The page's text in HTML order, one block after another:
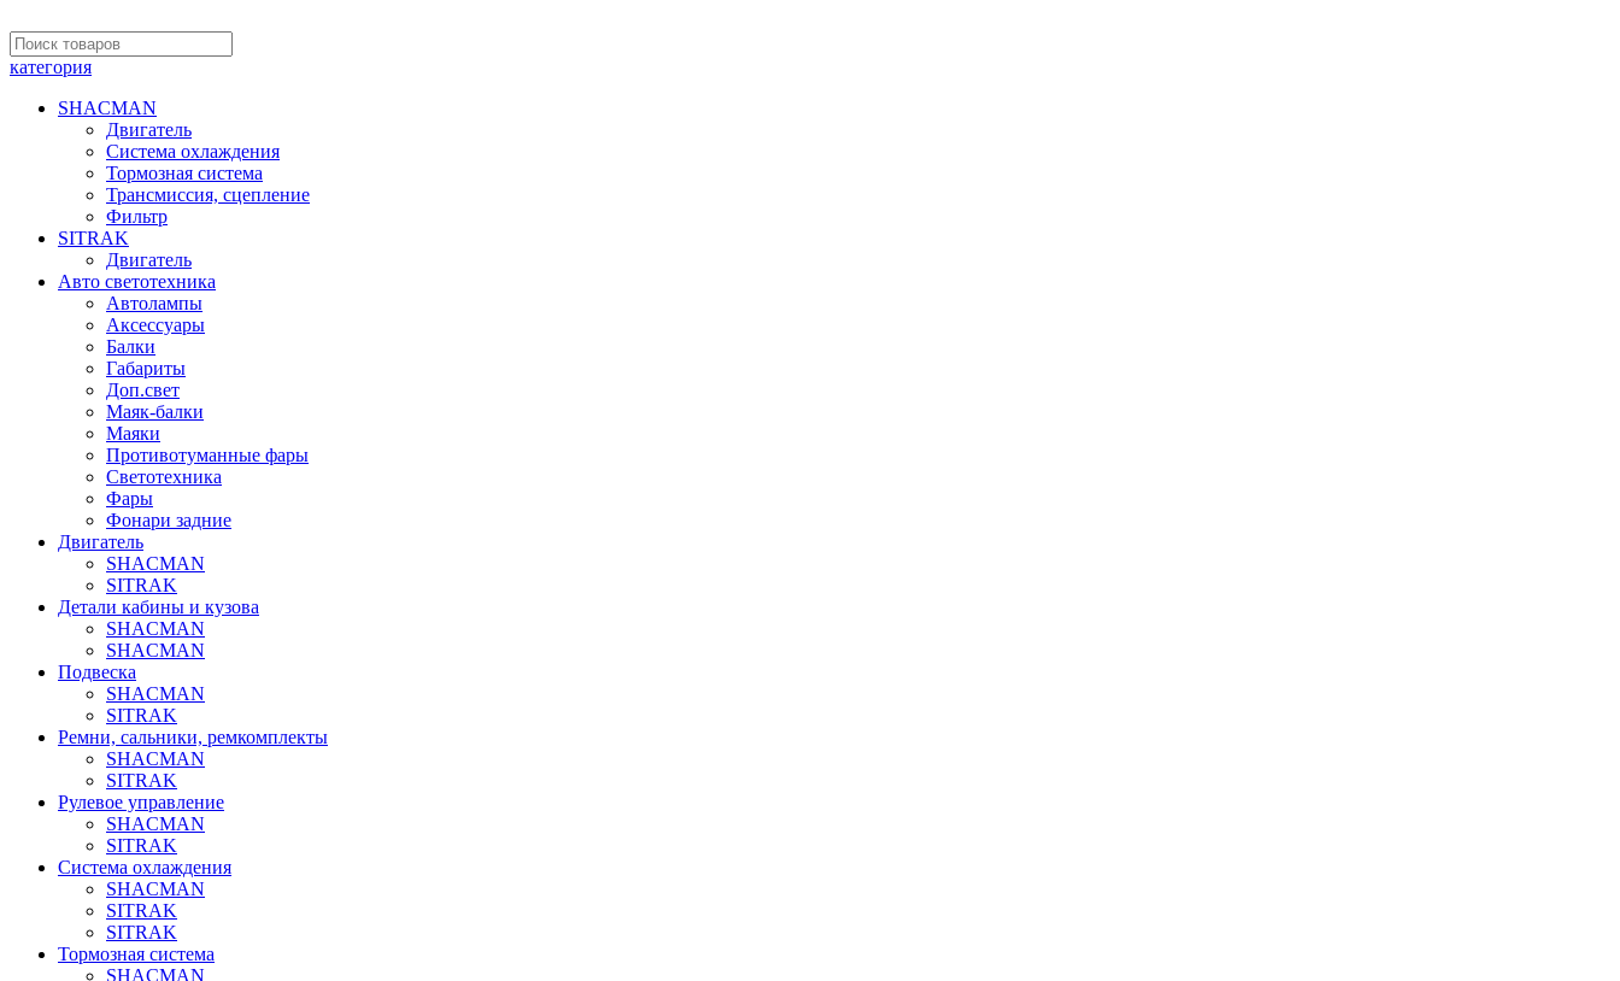
категория
SHACMAN
Двигатель
Система охлаждения
Тормозная система
Трансмиссия, сцепление
Фильтр
SITRAK
Двигатель
Авто светотехника
Автолампы
Аксессуары
Балки
Габариты
Доп.свет
Маяк-балки
Маяки
Противотуманные фары
Светотехника
Фары
Фонари задние
Двигатель
SHACMAN
SITRAK
Детали кабины и кузова
SHACMAN
SHACMAN
Подвеска
SHACMAN
SITRAK
Ремни, сальники, ремкомплекты
SHACMAN
SITRAK
Рулевое управление
SHACMAN
SITRAK
Система охлаждения
SHACMAN
SITRAK
SITRAK
Тормозная система
SHACMAN